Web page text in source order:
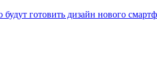
будут готовить дизайн нового